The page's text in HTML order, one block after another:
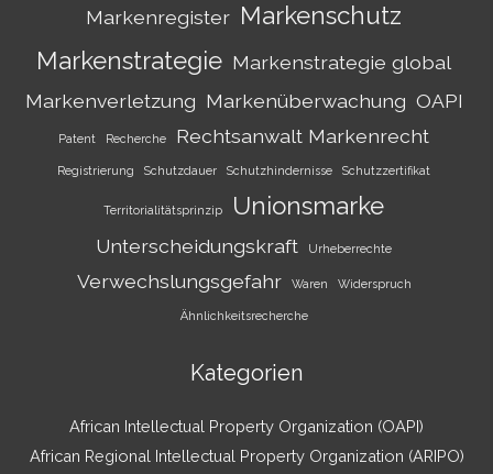
Markenregister Markenschutz
Markenstrategie Markenstrategie global
Markenverletzung Markenüberwachung OAPI
Patent Recherche Rechtsanwalt Markenrecht
Registrierung Schutzdauer Schutzhindernisse Schutzzertifikat
Territorialitätsprinzip Unionsmarke
Unterscheidungskraft Urheberrechte
Verwechslungsgefahr Waren Widerspruch
Ähnlichkeitsrecherche
Kategorien
African Intellectual Property Organization (OAPI)
African Regional Intellectual Property Organization (ARIPO)